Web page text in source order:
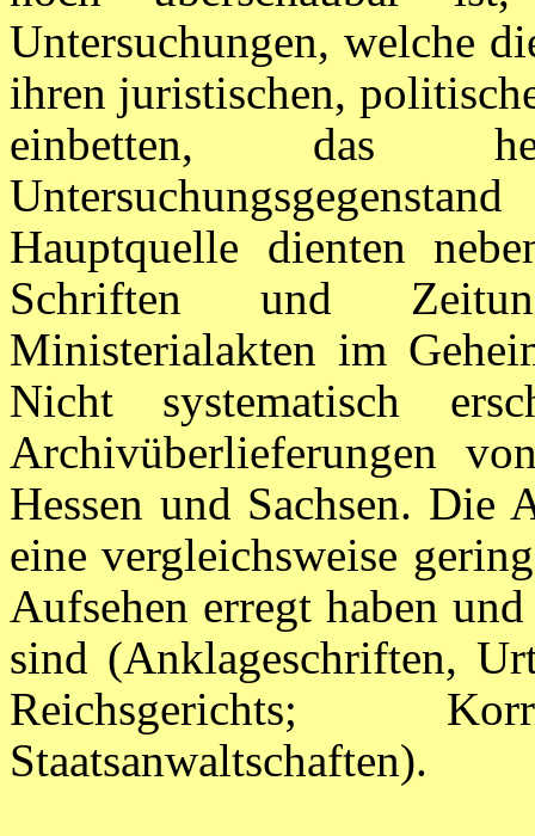
Untersuchungen, welche
ihren juristischen,
einbetten, das
Hauptquelle dienten
Schriften und
Ministerialakten im
Nicht systematisch
Archivüberlieferungen
Hessen und Sachsen. Die
eine vergleichsweise
Aufsehen erregt haben
sind (Anklageschriften,
Reichsgerichts;
Staatsanwaltschaften).